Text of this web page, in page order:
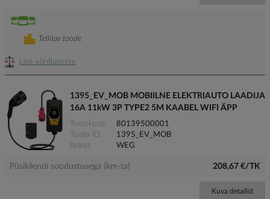
Lisa võrdlusesse
Tellitav toode
1395_EV_MOB MOBIILNE ELEKTRIAUTO LAADIJA
16A 11kW 3P TYPE2 5M KAABEL WIFI ÄPP
Tootekood
80139500001
Tootja ID
1395_EV_MOB
Bränd
WEG
Püsikliendi soodustusega (km-ta) 208,67 €/TK
Kuva detailid